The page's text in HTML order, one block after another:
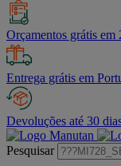
Orçamentos grátis em
Entrega grátis em
Devoluções até 30
Pesquisar